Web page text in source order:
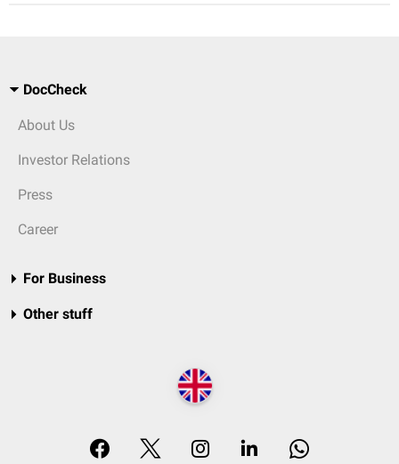
DocCheck
About Us
Investor Relations
Press
Career
For Business
Other stuff